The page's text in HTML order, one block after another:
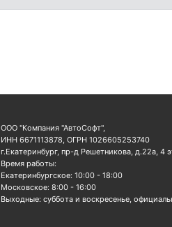
ООО "Компания "АвтоСофт",
ИНН 6671113878, ОГРН 1026605253740
г.Екатеринбург, пр-д Решетникова, д.22а, 4
Время работы:
Екатеринбургское: 10:00 - 18:00
Московское: 8:00 - 16:00
Выходные: суббота и воскресенье,